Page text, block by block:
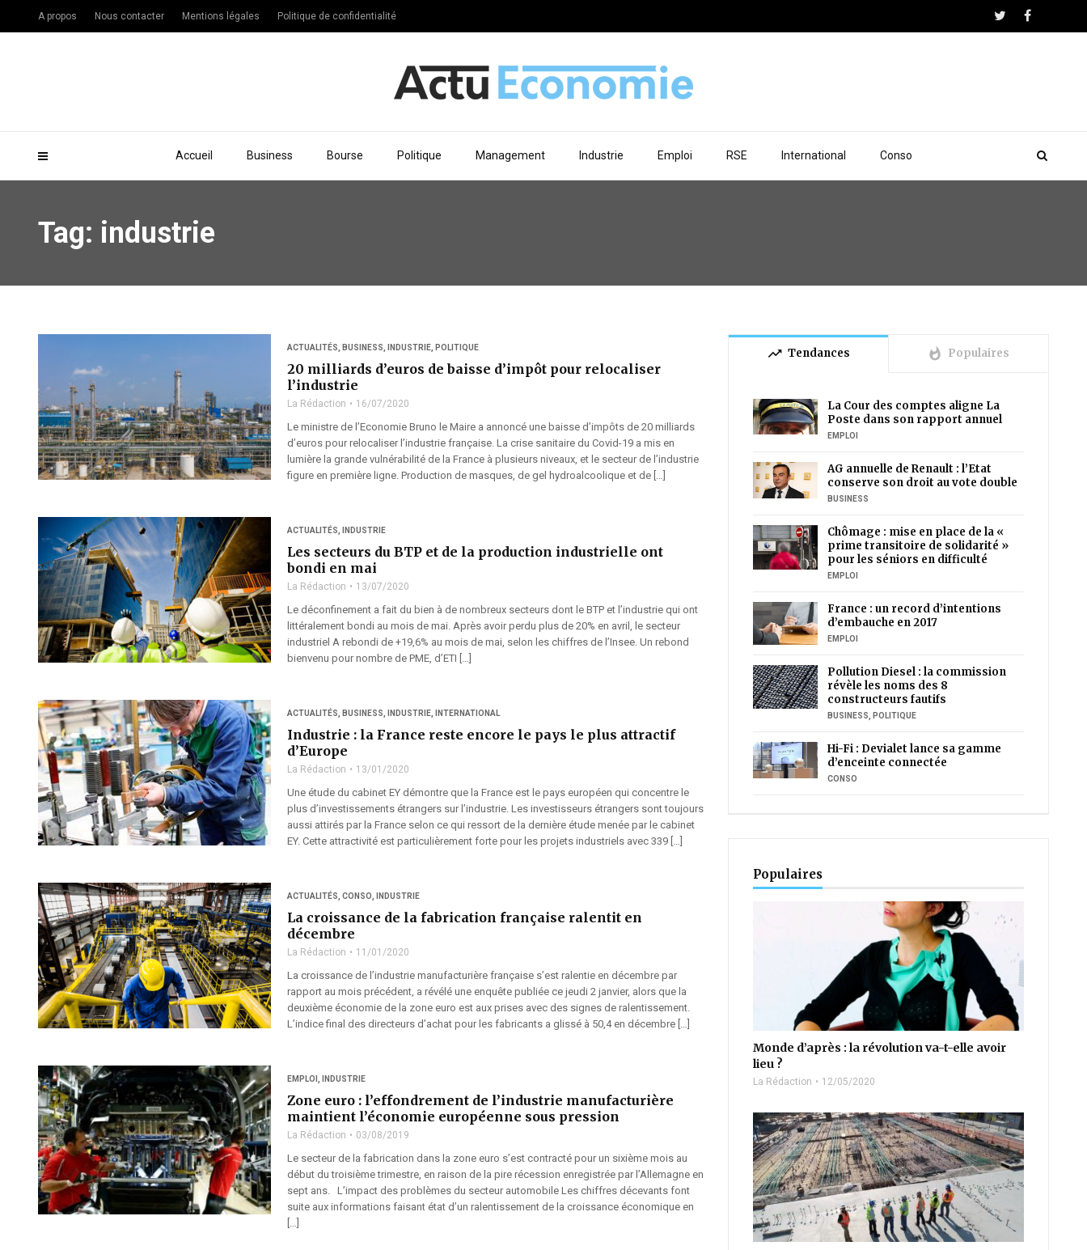
Accueil Business Bourse Politique Management Industrie Emploi RSE International Conso
A propos Nous contacter Mentions légales Politique de confidentialité
Tag: industrie
ACTUALITÉS BUSINESS INDUSTRIE POLITIQUE
20 milliards d’euros de baisse d’impôt pour relocaliser
l’industrie
La Rédaction 16/07/2020
Le ministre de l’Economie Bruno le Maire a annoncé une baisse d’impôts de 20 milliards
d’euros pour relocaliser l’industrie française. La crise sanitaire du Covid-19 a mis en
lumière la grande vulnérabilité de la France à plusieurs niveaux, et le secteur de l’industrie
figure en première ligne. Production de masques, de gel hydroalcoolique et de […]
ACTUALITÉS INDUSTRIE
Les secteurs du BTP et de la production industrielle ont
bondi en mai
La Rédaction 13/07/2020
Le déconfinement a fait du bien à de nombreux secteurs dont le BTP et l’industrie qui ont
littéralement bondi au mois de mai. Après avoir perdu plus de 20% en avril, le secteur
industriel A rebondi de +19,6% au mois de mai, selon les chiffres de l’Insee. Un rebond
bienvenu pour nombre de PME, d’ETI […]
ACTUALITÉS BUSINESS INDUSTRIE INTERNATIONAL
Industrie : la France reste encore le pays le plus attractif
d’Europe
La Rédaction 13/01/2020
Une étude du cabinet EY démontre que la France est le pays européen qui concentre le
plus d’investissements étrangers sur l’industrie. Les investisseurs étrangers sont toujours
aussi attirés par la France selon ce qui ressort de la dernière étude menée par le cabinet
EY. Cette attractivité est particulièrement forte pour les projets industriels avec 339 […]
ACTUALITÉS CONSO INDUSTRIE
La croissance de la fabrication française ralentit en
décembre
La Rédaction 11/01/2020
La croissance de l’industrie manufacturière française s’est ralentie en décembre par
rapport au mois précédent, a révélé une enquête publiée ce jeudi 2 janvier, alors que la
deuxième économie de la zone euro est aux prises avec des signes de ralentissement.
L’indice final des directeurs d’achat pour les fabricants a glissé à 50,4 en décembre […]
EMPLOI INDUSTRIE
Zone euro : l’effondrement de l’industrie manufacturière
maintient l’économie européenne sous pression
La Rédaction 03/08/2019
Le secteur de la fabrication dans la zone euro s’est contracté pour un sixième mois au
début du troisième trimestre, en raison de la pire récession enregistrée par l’Allemagne en
sept ans. L’impact des problèmes du secteur automobile Les chiffres décevants font
suite aux informations faisant état d’un ralentissement de la croissance économique en
[…]
trending_up Tendances whatshot Populaires
La Cour des comptes aligne La
Poste dans son rapport annuel
EMPLOI
AG annuelle de Renault : l’Etat
conserve son droit au vote double
BUSINESS
Chômage : mise en place de la «
prime transitoire de solidarité »
pour les séniors en difficulté
EMPLOI
France : un record d’intentions
d’embauche en 2017
EMPLOI
Pollution Diesel : la commission
révèle les noms des 8
constructeurs fautifs
BUSINESS, POLITIQUE
Hi-Fi : Devialet lance sa gamme
d’enceinte connectée
CONSO
Populaires
Monde d’après : la révolution va-t-elle avoir
lieu ?
La Rédaction 12/05/2020